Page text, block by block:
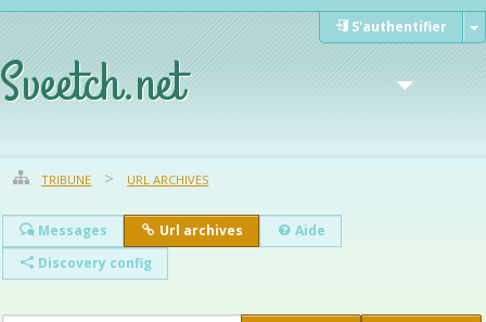
Sveetch.net
Weblog
S'authentifier
TRIBUNE URL ARCHIVES
Messages Url archives
Aide
Discovery config